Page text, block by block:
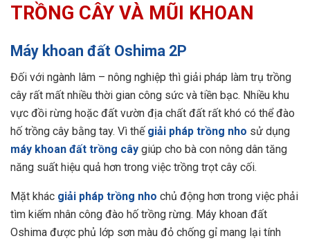
TRỒNG CÂY VÀ MŨI KHOAN
Máy khoan đất Oshima 2P
Đối với ngành lâm – nông nghiệp thì giải pháp làm trụ trồng
cây rất mất nhiều thời gian công sức và tiền bạc. Nhiều khu
vực đồi rừng hoặc đất vườn địa chất đất rất khó có thể đào
hố trồng cây bằng tay. Vì thế giải pháp trồng nho sử dụng
máy khoan đất trồng cây giúp cho bà con nông dân tăng
năng suất hiệu quả hơn trong việc trồng trọt cây cối.
Mặt khác giải pháp trồng nho chủ động hơn trong việc phải
tìm kiếm nhân công đào hố trồng rừng. Máy khoan đất
Oshima được phủ lớp sơn màu đỏ chống gỉ mang lại tính